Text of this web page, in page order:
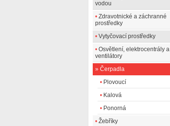
vodou
• Zdravotnické a záchranné
prostředky
• Vytyčovací prostředky
• Osvětlení, elektrocentrály a
ventilátory
» Čerpadla
• Plovoucí
• Kalová
• Ponorná
• Žebříky